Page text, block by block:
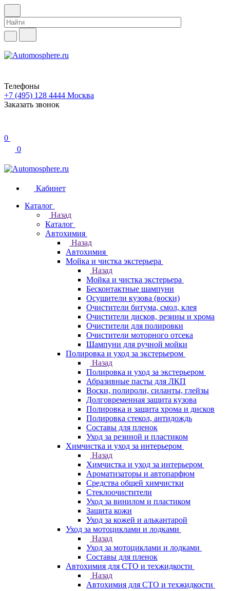
Телефоны
+7 (495) 128 4444 Москва
Заказать звонок
0
0
Кабинет
Каталог
Назад
Каталог
Автохимия
Назад
Автохимия
Мойка и чистка экстерьера
Назад
Мойка и чистка экстерьера
Бесконтактные шампуни
Осушители кузова (воски)
Очистители битума, смол, клея
Очистители дисков, резины и хрома
Очистители для полировки
Очистители моторного отсека
Шампуни для ручной мойки
Полировка и уход за экстерьером
Назад
Полировка и уход за экстерьером
Абразивные пасты для ЛКП
Воски, полироли, силанты, глейзы
Долговременная защита кузова
Полировка и защита хрома и дисков
Полировка стекол, антидождь
Составы для пленок
Уход за резиной и пластиком
Химчистка и уход за интерьером
Назад
Химчистка и уход за интерьером
Ароматизаторы и автопарфюм
Средства общей химчистки
Стеклоочистители
Уход за винилом и пластиком
Защита кожи
Уход за кожей и алькантарой
Уход за мотоциклами и лодками
Назад
Уход за мотоциклами и лодками
Составы для пленок
Автохимия для СТО и техжидкости
Назад
Автохимия для СТО и техжидкости